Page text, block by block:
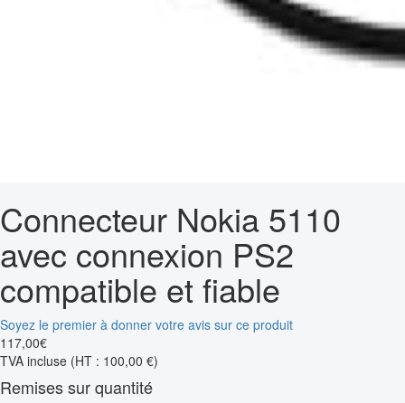
Connecteur Nokia 5110
avec connexion PS2
compatible et fiable
Soyez le premier à donner votre avis sur ce produit
117,00€
TVA incluse (HT : 100,00 €)
Remises sur quantité